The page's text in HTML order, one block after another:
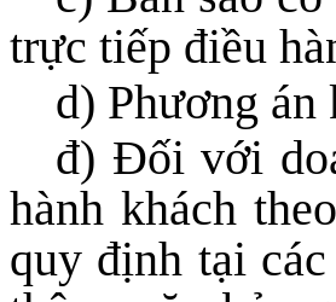
trực tiếp điều
d) Phương án
đ) Đối với
hành khách
quy định tại